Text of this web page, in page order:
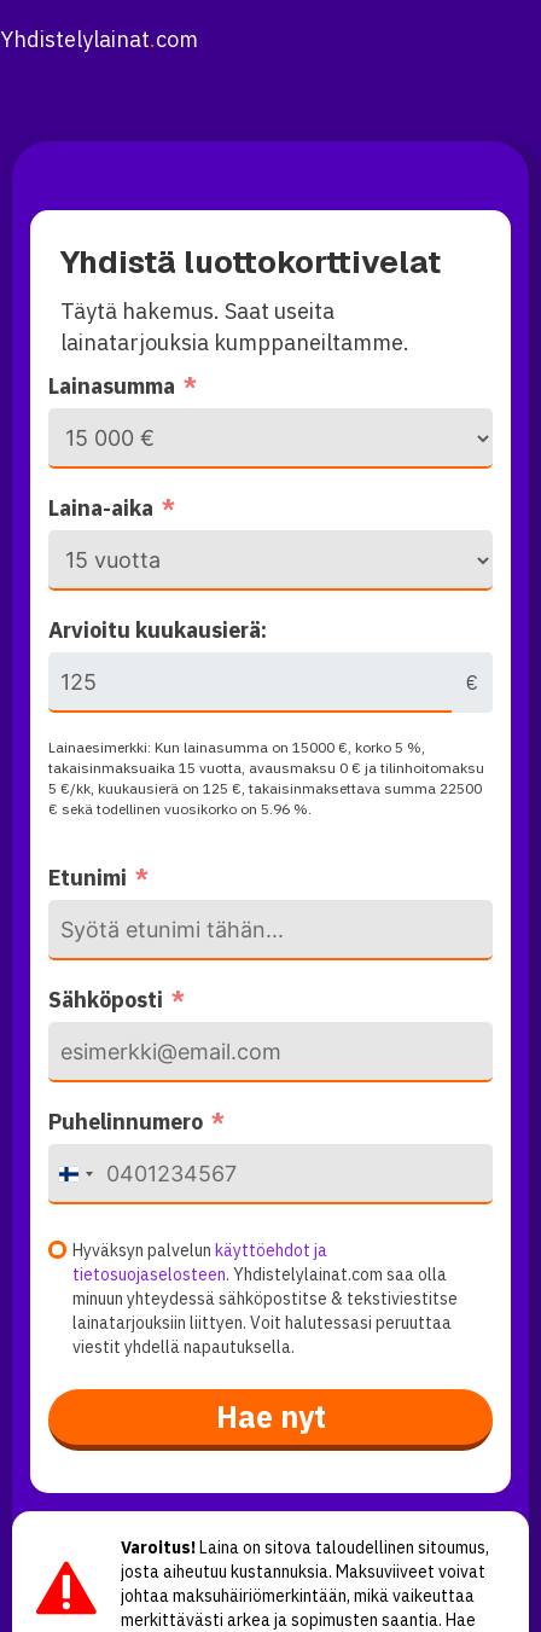
Yhdistelylainat.com
Yhdistä luottokorttivelat
Täytä hakemus. Saat useita
lainatarjouksia kumppaneiltamme.
Lainasumma
Laina-aika
Arvioitu kuukausierä:
€
Lainaesimerkki: Kun lainasumma on 15000 €, korko 5 %,
takaisinmaksuaika 15 vuotta, avausmaksu 0 € ja tilinhoitomaksu
5 €/kk, kuukausierä on 125 €, takaisinmaksettava summa 22500
€ sekä todellinen vuosikorko on 5.96 %.
Etunimi
Sähköposti
Puhelinnumero
F
i
l
a
n
d
+
5
Hyväksyn palvelun käyttöehdot ja
tietosuojaselosteen. Yhdistelylainat.com saa olla
minuun yhteydessä sähköpostitse & tekstiviestitse
lainatarjouksiin liittyen. Voit halutessasi peruuttaa
viestit yhdellä napautuksella.
Hae nyt
Varoitus!Laina on sitova taloudellinen sitoumus,
josta aiheutuu kustannuksia. Maksuviiveet voivat
johtaa maksuhäiriömerkintään, mikä vaikeuttaa
merkittävästi arkea ja sopimusten saantia. Hae